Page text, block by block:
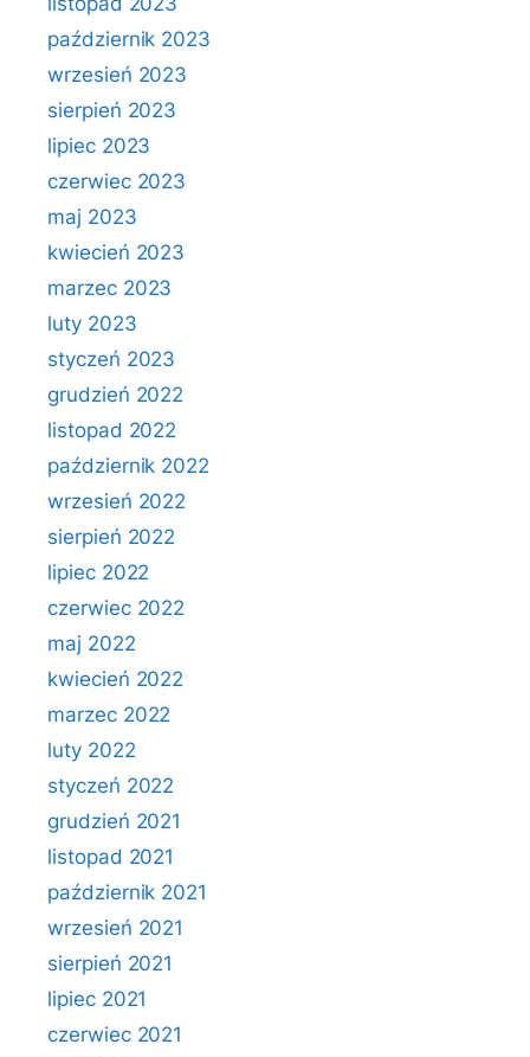
październik 2023
wrzesień 2023
sierpień 2023
lipiec 2023
czerwiec 2023
maj 2023
kwiecień 2023
marzec 2023
luty 2023
styczeń 2023
grudzień 2022
listopad 2022
październik 2022
wrzesień 2022
sierpień 2022
lipiec 2022
czerwiec 2022
maj 2022
kwiecień 2022
marzec 2022
luty 2022
styczeń 2022
grudzień 2021
listopad 2021
październik 2021
wrzesień 2021
sierpień 2021
lipiec 2021
czerwiec 2021